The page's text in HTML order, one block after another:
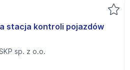
stacja kontroli pojazdów
sp. z o.o.